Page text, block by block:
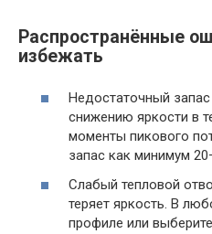
Распространённые
избежать
Недостаточный
снижению яркости в
моменты пикового
запас как минимум
Слабый тепловой
теряет яркость. В
профиле или